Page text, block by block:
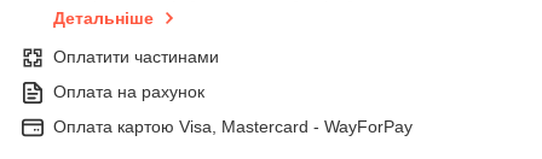
Детальніше
Оплатити частинами
Оплата на рахунок
Оплата картою Visa, Mastercard - WayForPay